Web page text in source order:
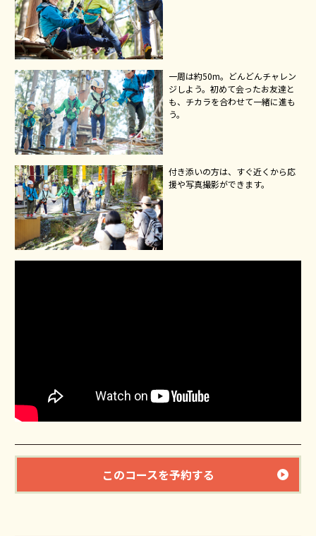
一周は約50m。どんどんチャレン
ジしよう。初めて会ったお友達と
も、チカラを合わせて一緒に進も
う。
付き添いの方は、すぐ近くから応
援や写真撮影ができます。
このコースを予約する